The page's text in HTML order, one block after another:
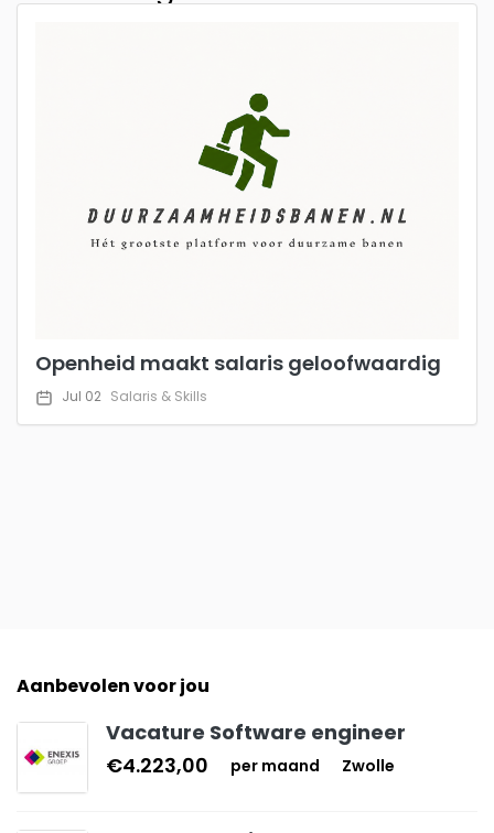
Openheid maakt salaris geloofwaardig
Jul 02 Salaris & Skills
Aanbevolen voor jou
Vacature Software engineer
€4.223,00
per maand Zwolle